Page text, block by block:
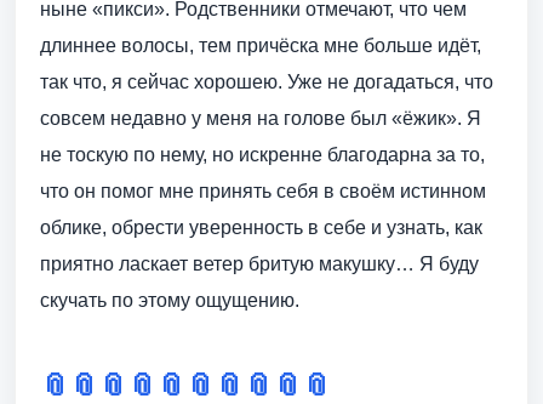
ныне «пикси». Родственники отмечают, что чем
длиннее волосы, тем причёска мне больше идёт,
так что, я сейчас хорошею. Уже не догадаться, что
совсем недавно у меня на голове был «ёжик». Я
не тоскую по нему, но искренне благодарна за то,
что он помог мне принять себя в своём истинном
облике, обрести уверенность в себе и узнать, как
приятно ласкает ветер бритую макушку… Я буду
скучать по этому ощущению.
📎 📎 📎 📎 📎 📎 📎 📎 📎 📎